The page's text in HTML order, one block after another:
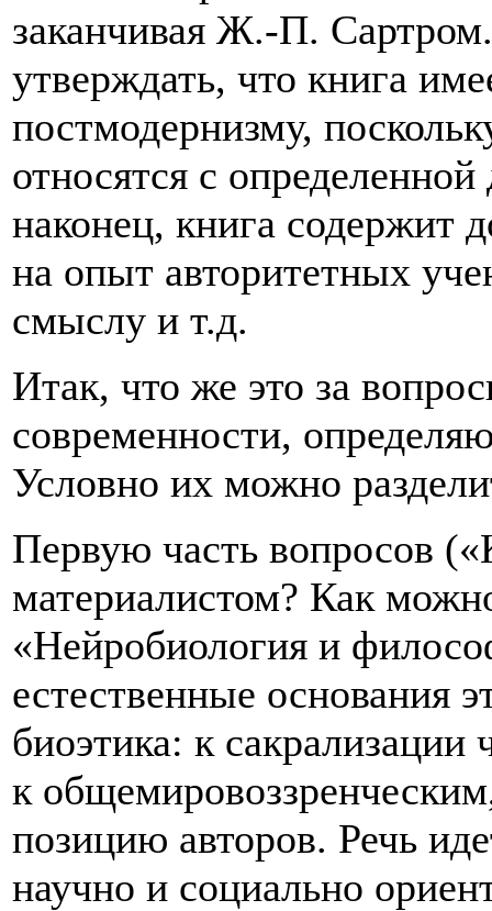
заканчивая Ж.-П.
утверждать, что книга
постмодернизму,
относятся с
наконец, книга содержит
на опыт авторитетных
смыслу и т.д.
Итак, что же это за
современности,
Условно их можно
Первую часть вопросов
материалистом? Как
«Нейробиология и
естественные основания
биоэтика: к сакрализации
к
позицию авторов. Речь
научно и социально